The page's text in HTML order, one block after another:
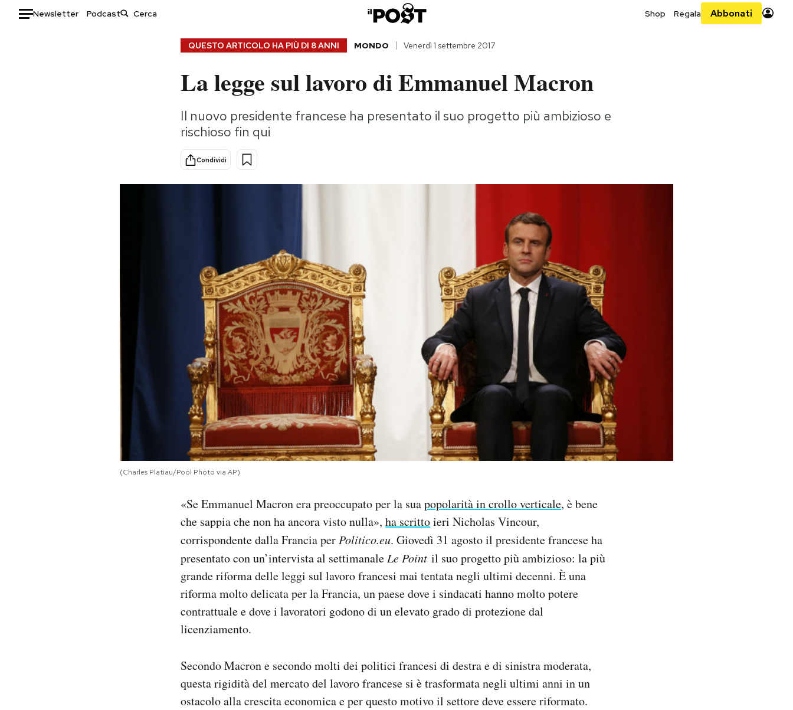
Newsletter Podcast Shop Regala Abbonati
Consumismi
Storie/Idee
Ok Boomer!
Media
QUESTO ARTICOLO HA PIÙ DI 8 ANNI MONDO Venerdì 1 settembre 2017
La legge sul lavoro di Emmanuel Macron
Il nuovo presidente francese ha presentato il suo progetto più ambizioso e
rischioso fin qui
Condividi
(Charles Platiau/Pool Photo via AP)
«Se Emmanuel Macron era preoccupato per la suapopolarità in crollo verticale, è bene
che sappia che non ha ancora visto nulla», ha scrittoieri Nicholas Vincour,
corrispondente dalla Francia perPolitico.eu. Giovedì 31 agosto il presidente francese ha
presentato con un’intervista al settimanaleLe Point il suo progetto più ambizioso: la più
grande riforma delle leggi sul lavoro francesi mai tentata negli ultimi decenni. È una
riforma molto delicata per la Francia, un paese dove i sindacati hanno molto potere
contrattuale e dove i lavoratori godono di un elevato grado di protezione dal
licenziamento.
Secondo Macron e secondo molti dei politici francesi di destra e di sinistra moderata,
questa rigidità del mercato del lavoro francese si è trasformata negli ultimi anni in un
ostacolo alla crescita economica e per questo motivo il settore deve essere riformato.